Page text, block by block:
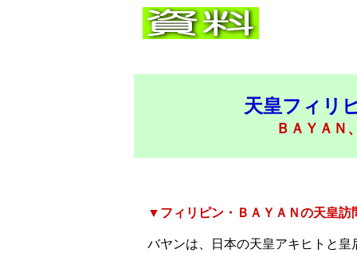
天皇フィリ
ＢＡＹＡＮ
▼フィリピン・ＢＡＹＡＮの天皇訪
バヤンは、日本の天皇アキヒトと皇